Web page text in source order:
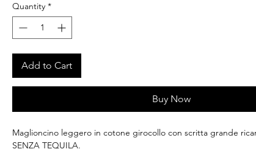
Quantity *
Add to Cart
Buy Now
Maglioncino leggero in cotone girocollo con scritta grande
SENZA TEQUILA.